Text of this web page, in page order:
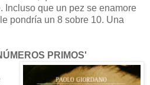
Incluso que un pez se enamore
pondría un 8 sobre 10. Una
PRIMOS'